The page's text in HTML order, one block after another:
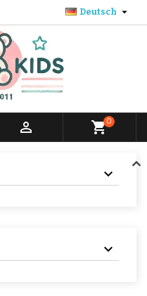
Deutsch 
 shopping_cart0